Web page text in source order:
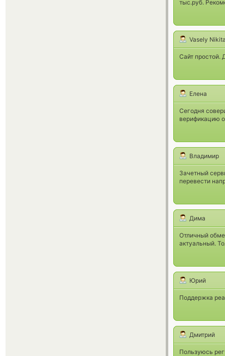
тыс.руб.
Vasely
Сайт простой.
Елена
Сегодня
верификацию
Владимир
Зачетный
перевести
Дима
Отличный
актуальный.
Юрий
Поддержка
Дмитрий
Пользуюсь